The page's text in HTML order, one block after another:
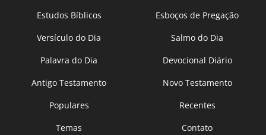
Estudos Bíblicos
Esboços de Pregação
Versículo do Dia
Salmo do Dia
Palavra do Dia
Devocional Diário
Antigo Testamento
Novo Testamento
Populares
Recentes
Temas
Contato